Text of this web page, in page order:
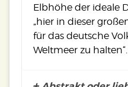
Elbhöhe der ideale
„hier in dieser
für das deutsche
Weltmeer zu halten“.